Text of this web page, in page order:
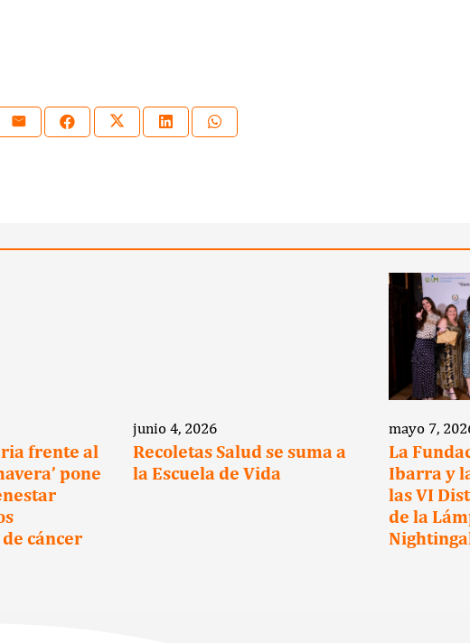
frente al
pone
cáncer
junio 4, 2026
Recoletas Salud se suma a
la Escuela de Vida
mayo 7,
La
Ibarra y
las VI
de la